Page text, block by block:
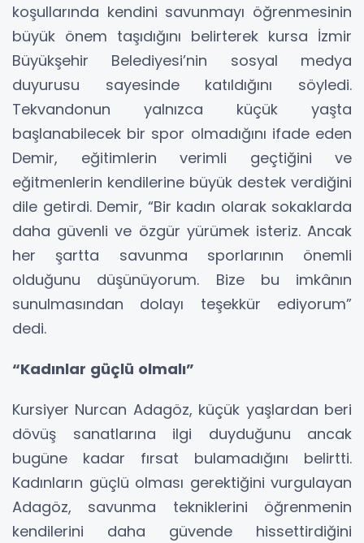
koşullarında kendini savunmayı öğrenmesinin
büyük önem taşıdığını belirterek kursa İzmir
Büyükşehir Belediyesi’nin sosyal medya
duyurusu sayesinde katıldığını söyledi.
Tekvandonun yalnızca küçük yaşta
başlanabilecek bir spor olmadığını ifade eden
Demir, eğitimlerin verimli geçtiğini ve
eğitmenlerin kendilerine büyük destek verdiğini
dile getirdi. Demir, “Bir kadın olarak sokaklarda
daha güvenli ve özgür yürümek isteriz. Ancak
her şartta savunma sporlarının önemli
olduğunu düşünüyorum. Bize bu imkânın
sunulmasından dolayı teşekkür ediyorum”
dedi.
“Kadınlar güçlü olmalı”
Kursiyer Nurcan Adagöz, küçük yaşlardan beri
dövüş sanatlarına ilgi duyduğunu ancak
bugüne kadar fırsat bulamadığını belirtti.
Kadınların güçlü olması gerektiğini vurgulayan
Adagöz, savunma tekniklerini öğrenmenin
kendilerini daha güvende hissettirdiğini